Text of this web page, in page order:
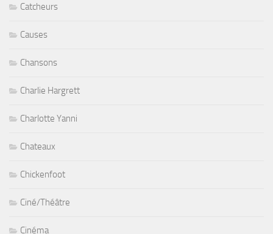
Catcheurs
Causes
Chansons
Charlie Hargrett
Charlotte Yanni
Chateaux
Chickenfoot
Ciné/Théâtre
Cinéma